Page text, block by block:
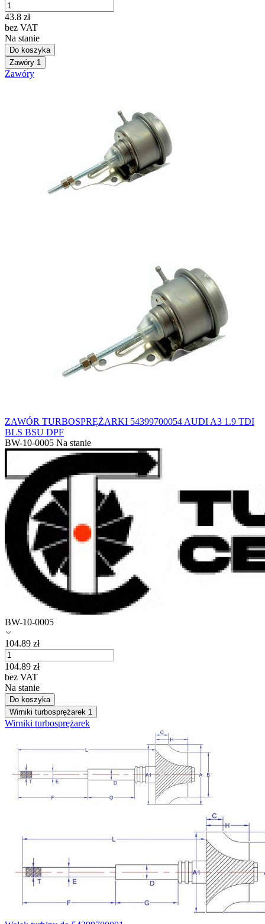
43.8 zł
bez VAT
Na stanie
Do koszyka
Zawóry 1
Zawóry
ZAWÓR TURBOSPRĘŻARKI 54399700054 AUDI A3 1.9 TDI
BLS BSU DPF
BW-10-0005 Na stanie
BW-10-0005
104.89 zł
104.89 zł
bez VAT
Na stanie
Do koszyka
Wirniki turbosprężarek 1
Wirniki turbosprężarek